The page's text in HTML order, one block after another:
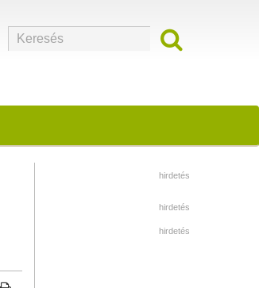
hirdetés
hirdetés
hirdetés